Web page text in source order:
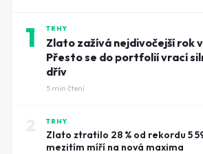
1 TRHY
Zlato zažívá nejdivočejší rok
Přesto se do portfolií vrací
dřív
5 min čtení
TRHY
Zlato ztratilo 28 % od rekordu 5
mezitím míří na nová maxima